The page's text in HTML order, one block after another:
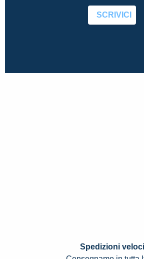
SCRIVICI
Spedizioni veloci